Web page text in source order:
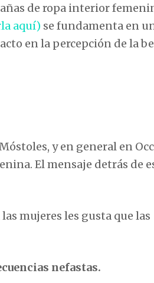
de ropa interior
aquí) se fundamenta en
en la percepción de la
y en general en
El mensaje detrás de
mujeres les gusta que las
nefastas.